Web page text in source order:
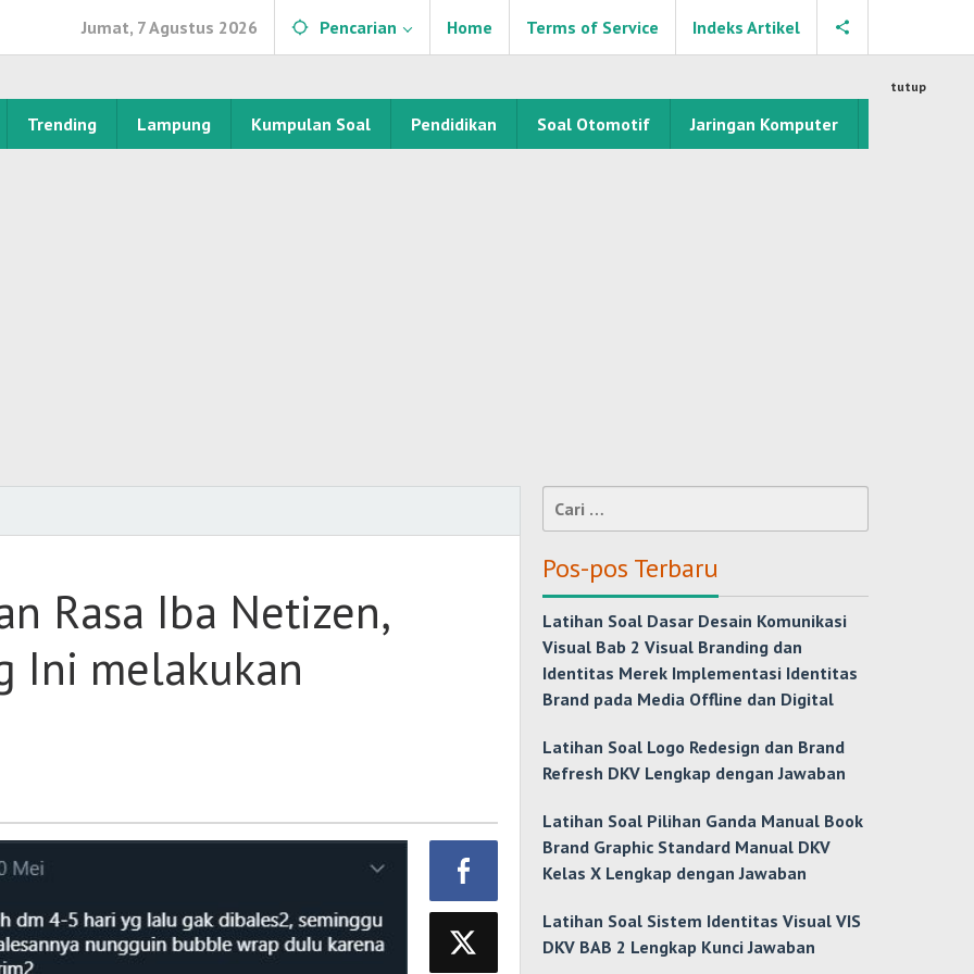
Jumat, 7 Agustus 2026 Pencarian Home Terms of Service Indeks Artikel
Trending Lampung Kumpulan Soal Pendidikan Soal Otomotif Jaringan Komputer
tutup
Rasa Iba Netizen,
Ini melakukan
Cari
untuk:
Pos-pos Terbaru
Latihan Soal Dasar Desain Komunikasi
Visual Bab 2 Visual Branding dan
Identitas Merek Implementasi Identitas
Brand pada Media Offline dan Digital
Latihan Soal Logo Redesign dan Brand
Refresh DKV Lengkap dengan Jawaban
Latihan Soal Pilihan Ganda Manual Book
Brand Graphic Standard Manual DKV
Kelas X Lengkap dengan Jawaban
Latihan Soal Sistem Identitas Visual VIS
DKV BAB 2 Lengkap Kunci Jawaban